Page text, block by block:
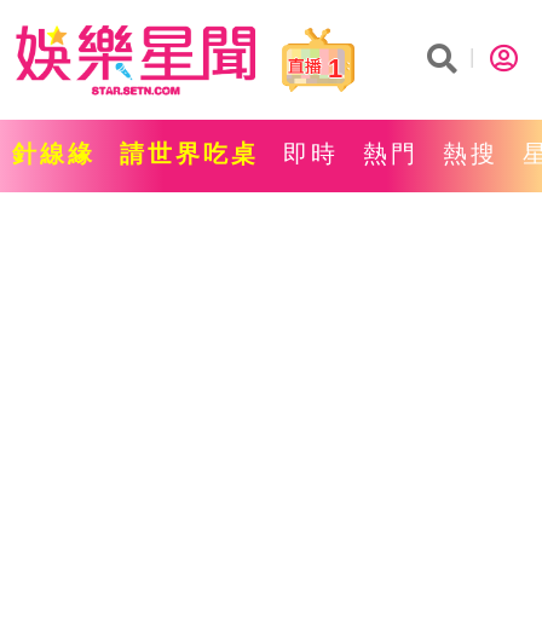
1
針線緣 請世界吃桌 即時 熱門 熱搜